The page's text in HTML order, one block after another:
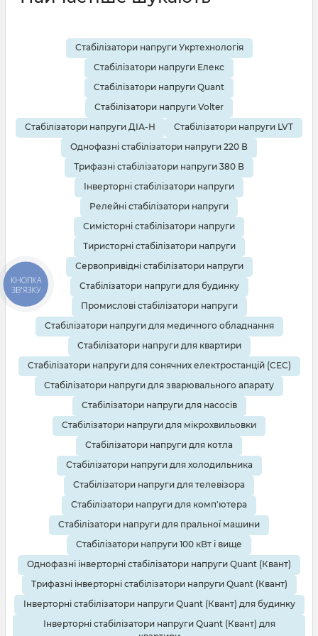
Стабілізатори напруги Укртехнологія
Стабілізатори напруги Елекс
Стабілізатори напруги Quant
Стабілізатори напруги Volter
Стабілізатори напруги ДІА-Н
Стабілізатори напруги LVT
Однофазні стабілізатори напруги 220 В
Трифазні стабілізатори напруги 380 В
Інверторні стабілізатори напруги
Релейні стабілізатори напруги
Симісторні стабілізатори напруги
Тиристорні стабілізатори напруги
Сервопривідні стабілізатори напруги
Стабілізатори напруги для будинку
Промислові стабілізатори напруги
Стабілізатори напруги для медичного обладнання
Стабілізатори напруги для квартири
Стабілізатори напруги для сонячних електростанцій (СЕС)
Стабілізатори напруги для зварювального апарату
Стабілізатори напруги для насосів
Стабілізатори напруги для мікрохвильовки
Стабілізатори напруги для котла
Стабілізатори напруги для холодильника
Стабілізатори напруги для телевізора
Стабілізатори напруги для комп'ютера
Стабілізатори напруги для пральної машини
Стабілізатори напруги 100 кВт і вище
Однофазні інверторні стабілізатори напруги Quant (Квант)
Трифазні інверторні стабілізатори напруги Quant (Квант)
Інверторні стабілізатори напруги Quant (Квант) для будинку
Інверторні стабілізатори напруги Quant (Квант) для
КНОПКА
ЗВ'ЯЗКУ